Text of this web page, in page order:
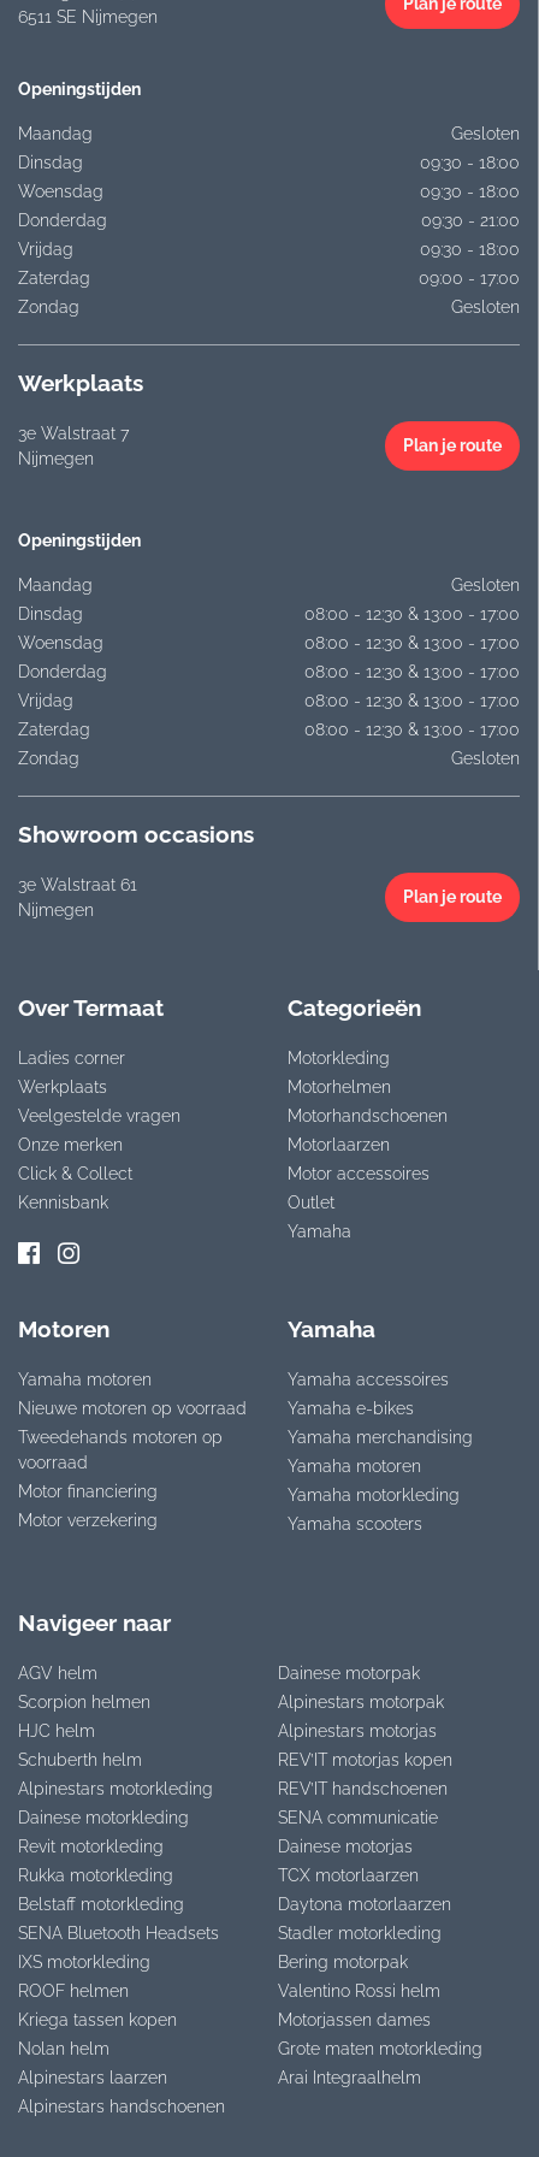
6511 SE Nijmegen
Openingstijden
Maandag
Gesloten
Dinsdag
09:30 - 18:00
Woensdag
09:30 - 18:00
Donderdag
09:30 - 21:00
Vrijdag
09:30 - 18:00
Zaterdag
09:00 - 17:00
Zondag
Gesloten
Werkplaats
3e Walstraat 7
Nijmegen
Plan je route
Openingstijden
Maandag
Gesloten
Dinsdag
08:00 - 12:30 & 13:00 - 17:00
Woensdag
08:00 - 12:30 & 13:00 - 17:00
Donderdag
08:00 - 12:30 & 13:00 - 17:00
Vrijdag
08:00 - 12:30 & 13:00 - 17:00
Zaterdag
08:00 - 12:30 & 13:00 - 17:00
Zondag
Gesloten
Showroom occasions
3e Walstraat 61
Nijmegen
Plan je route
Over Termaat
Ladies corner
Werkplaats
Veelgestelde vragen
Onze merken
Click & Collect
Kennisbank
Categorieën
Motorkleding
Motorhelmen
Motorhandschoenen
Motorlaarzen
Motor accessoires
Outlet
Yamaha
Motoren
Yamaha motoren
Nieuwe motoren op voorraad
Tweedehands motoren op
voorraad
Motor financiering
Motor verzekering
Yamaha
Yamaha accessoires
Yamaha e-bikes
Yamaha merchandising
Yamaha motoren
Yamaha motorkleding
Yamaha scooters
Navigeer naar
AGV helm
Scorpion helmen
HJC helm
Schuberth helm
Alpinestars motorkleding
Dainese motorkleding
Revit motorkleding
Rukka motorkleding
Belstaff motorkleding
SENA Bluetooth Headsets
IXS motorkleding
ROOF helmen
Kriega tassen kopen
Nolan helm
Alpinestars laarzen
Alpinestars handschoenen
Dainese motorpak
Alpinestars motorpak
Alpinestars motorjas
REV’IT motorjas kopen
REV’IT handschoenen
SENA communicatie
Dainese motorjas
TCX motorlaarzen
Daytona motorlaarzen
Stadler motorkleding
Bering motorpak
Valentino Rossi helm
Motorjassen dames
Grote maten motorkleding
Arai Integraalhelm